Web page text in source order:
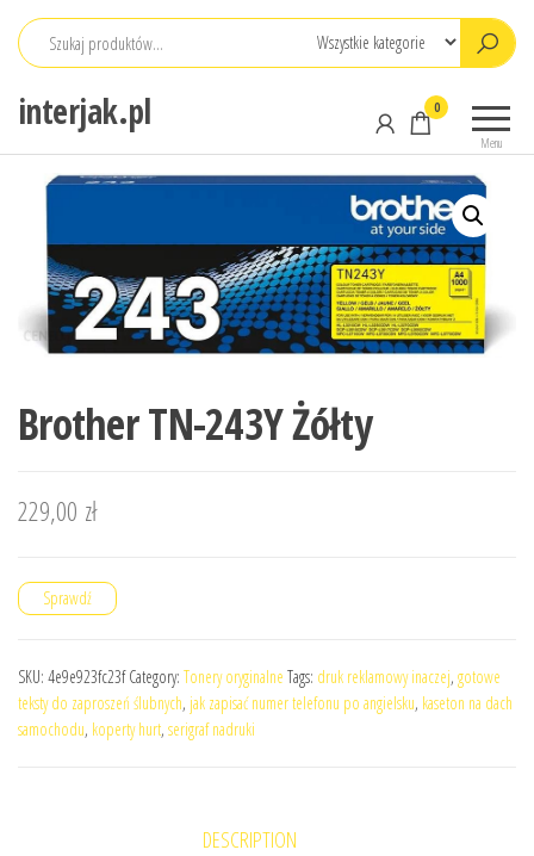
Przejdź
interjak.pl
Menu
0
Brother TN-243Y Żółty
229,00 zł
Sprawdź
SKU: 4e9e923fc23f Category: Tonery oryginalne Tags: druk reklamowy inaczej, gotowe
teksty do zaproszeń ślubnych, jak zapisać numer telefonu po angielsku, kaseton na dach
samochodu, koperty hurt, serigraf nadruki
DESCRIPTION